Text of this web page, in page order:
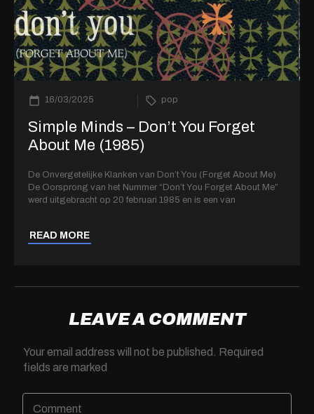
16/03/2025 pop
Simple Minds – Don’t You Forget
About Me (1985)
De Onvergetelijke Klanken van Don’t You (Forget About Me)
De Oorsprong van het Nummer “Don’t You Forget About Me”
werd uitgebracht op 20 februari 1985 en is een van
READ MORE
LEAVE A COMMENT
Your email address will not be published.
Required
fields are marked